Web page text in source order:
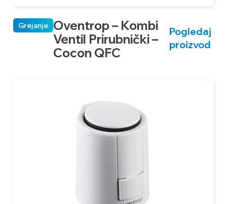
Oventrop – Kombi
Ventil Prirubnički –
Cocon QFC
Grejanje
Pogledaj
proizvod